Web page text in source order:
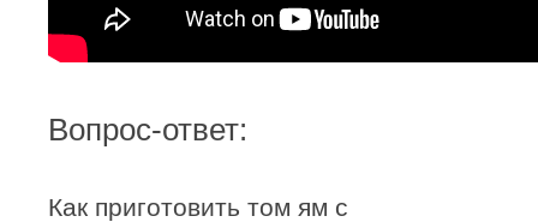
Вопрос-ответ:
Как приготовить том ям с